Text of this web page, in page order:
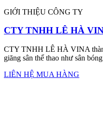
GIỚI THIỆU CÔNG TY
CTY TNHH LÊ HÀ
CTY TNHH LÊ HÀ VINA
giăng sân thể thao như sân
LIÊN HỆ MUA HÀNG